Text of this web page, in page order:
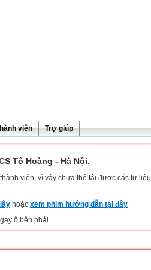
viên Trợ giúp
Tô Hoàng - Hà Nội.
viên, vì vậy chưa thể tải được các tư liệu
hoặc xem phim hướng dẫn tại đây
ô bên phải.